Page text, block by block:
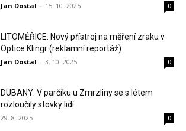
Jan Dostal - 15. 10. 2025 0
LITOMĚŘICE: Nový přístroj na měření zraku v
Optice Klingr (reklamní reportáž)
Jan Dostal - 3. 10. 2025 0
DUBANY: V parčíku u Zmrzliny se s létem
rozloučily stovky lidí
29. 8. 2025 0